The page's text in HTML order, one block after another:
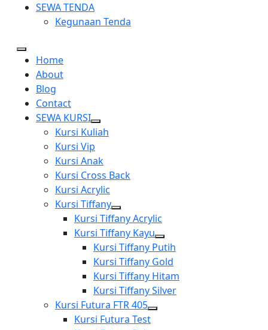
SEWA TENDA
Kegunaan Tenda
Home
About
Blog
Contact
SEWA KURSI
Show
menu
Kursi Kuliah
Kursi Vip
Kursi Anak
Kursi Cross Back
Kursi Acrylic
Kursi Tiffany
Show
sub
menu
Kursi Tiffany Acrylic
Kursi Tiffany Kayu
Show
sub
menu
Kursi Tiffany Putih
Kursi Tiffany Gold
Kursi Tiffany Hitam
Kursi Tiffany Silver
Kursi Futura FTR 405
Kursi Futura Test